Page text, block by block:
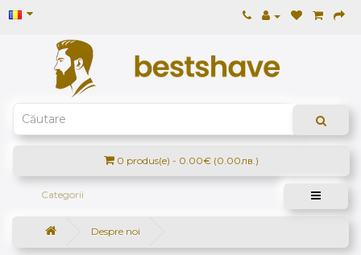
0 produs(e) - 0.00€ (0.00лв.)
Categorii
Despre noi